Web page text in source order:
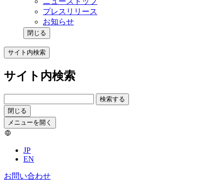
プレスリリース
お知らせ
閉じる
サイト内検索
サイト内検索
検索する
閉じる
メニューを開く
JP
EN
お問い合わせ